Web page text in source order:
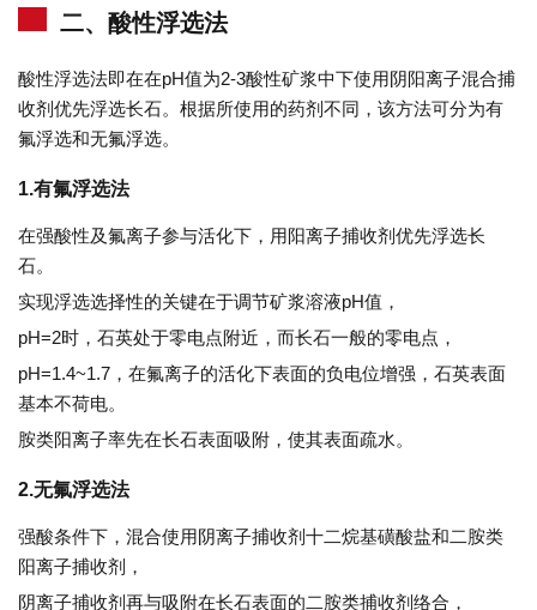
二、酸性浮选法
酸性浮选法即在在pH值为2-3酸性矿浆中下使用阴阳离子混合捕
收剂优先浮选长石。根据所使用的药剂不同，该方法可分为有
氟浮选和无氟浮选。
1.有氟浮选法
在强酸性及氟离子参与活化下，用阳离子捕收剂优先浮选长
石。
实现浮选选择性的关键在于调节矿浆溶液pH值，
pH=2时，石英处于零电点附近，而长石一般的零电点，
pH=1.4~1.7，在氟离子的活化下表面的负电位增强，石英表面
基本不荷电。
胺类阳离子率先在长石表面吸附，使其表面疏水。
2.无氟浮选法
强酸条件下，混合使用阴离子捕收剂十二烷基磺酸盐和二胺类
阳离子捕收剂，
阴离子捕收剂再与吸附在长石表面的二胺类捕收剂络合，